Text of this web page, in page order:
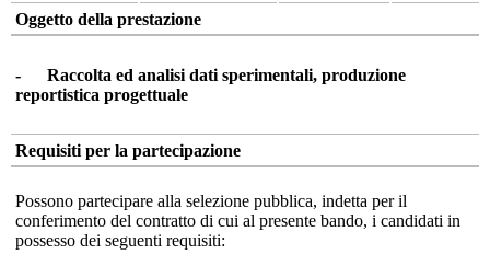
Oggetto della prestazione
- Raccolta ed analisi dati sperimentali, produzione
reportistica progettuale
Requisiti per la partecipazione
Possono partecipare alla selezione pubblica, indetta per il
conferimento del contratto di cui al presente bando, i candidati in
possesso dei seguenti requisiti: